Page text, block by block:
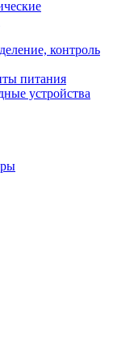
контроль
питания
устройства